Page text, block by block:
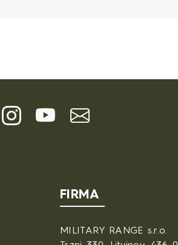
FIRMA
MILITARY RANGE s.r.o.